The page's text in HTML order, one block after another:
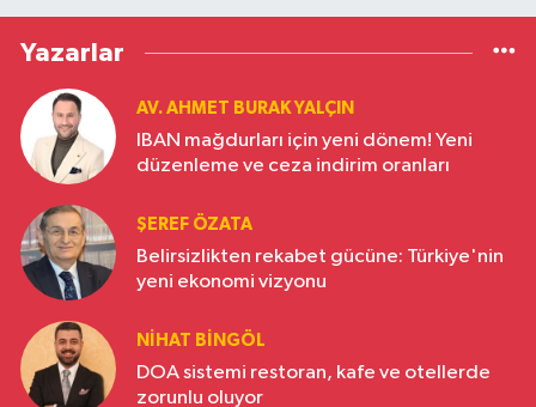
Yazarlar
AV. AHMET BURAK YALÇIN
IBAN mağdurları için yeni dönem! Yeni
düzenleme ve ceza indirim oranları
ŞEREF ÖZATA
Belirsizlikten rekabet gücüne: Türkiye'nin
yeni ekonomi vizyonu
NIHAT BINGÖL
DOA sistemi restoran, kafe ve otellerde
zorunlu oluyor